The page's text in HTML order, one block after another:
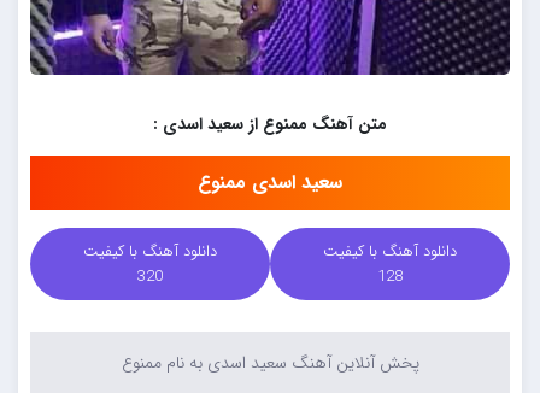
متن آهنگ ممنوع از سعید اسدی :
سعید اسدی ممنوع
دانلود آهنگ با کیفیت
128
دانلود آهنگ با کیفیت
320
پخش آنلاین آهنگ سعید اسدی به نام ممنوع